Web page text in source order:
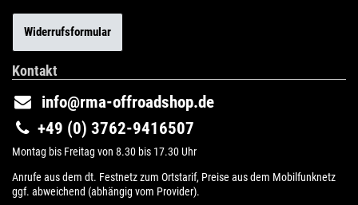
Widerrufsformular
Kontakt
info@rma-offroadshop.de
+49 (0) 3762-9416507
Montag bis Freitag von 8.30 bis 17.30 Uhr
Anrufe aus dem dt. Festnetz zum Ortstarif, Preise aus dem Mobilfunknetz
ggf. abweichend (abhängig vom Provider).